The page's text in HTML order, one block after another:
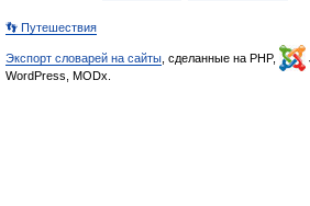
👣 Путешествия
Экспорт словарей на сайты , сделанные на PHP,
WordPress, MODx.